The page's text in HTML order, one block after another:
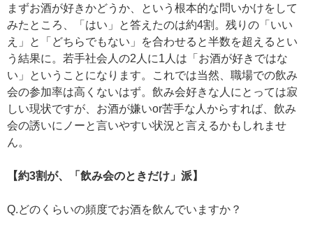
まずお酒が好きかどうか、という根本的な問いかけをして
みたところ、「はい」と答えたのは約4割。残りの「いい
え」と「どちらでもない」を合わせると半数を超えるとい
う結果に。若手社会人の2人に1人は「お酒が好きではな
い」ということになります。これでは当然、職場での飲み
会の参加率は高くないはず。飲み会好きな人にとっては寂
しい現状ですが、お酒が嫌いor苦手な人からすれば、飲み
会の誘いにノーと言いやすい状況と言えるかもしれませ
ん。
【約3割が、「飲み会のときだけ」派】
Q.どのくらいの頻度でお酒を飲んでいますか？